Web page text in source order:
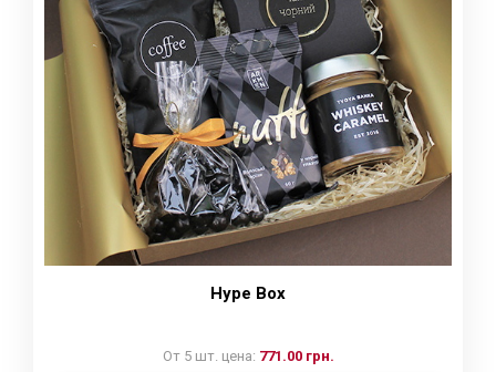
Hype Box
От 5 шт. цена: 771.00 грн.